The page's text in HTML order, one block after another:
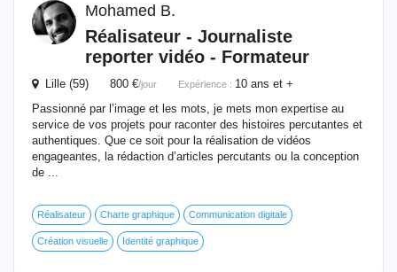
Mohamed B.
Réalisateur - Journaliste
reporter vidéo - Formateur
Lille (59) 800 €/jour Expérience : 10 ans et +
Passionné par l’image et les mots, je mets mon expertise au
service de vos projets pour raconter des histoires percutantes et
authentiques. Que ce soit pour la réalisation de vidéos
engageantes, la rédaction d’articles percutants ou la conception
de ...
Réalisateur Charte graphique Communication digitale
Création visuelle Identité graphique